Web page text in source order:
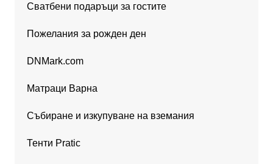
Сватбени подаръци за гостите
Пожелания за рожден ден
DNMark.com
Матраци Варна
Събиране и изкупуване на вземания
Тенти Pratic